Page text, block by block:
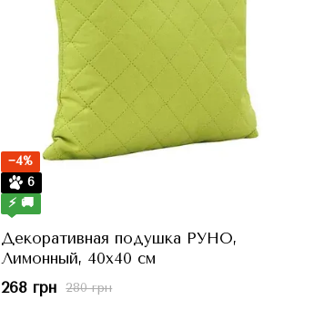
−4%
6
⚡ 🚚
Декоративная подушка РУНО,
Лимонный, 40x40 см
280 грн
268 грн